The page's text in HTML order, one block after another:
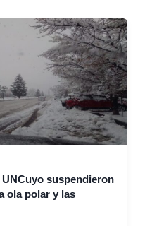
suspendieron
ola polar y las